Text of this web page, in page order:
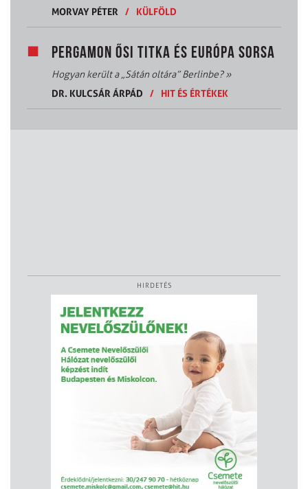
MORVAY PÉTER
/ KÜLFÖLD
PERGAMON ŐSI TITKA ÉS EURÓPA SORSA
Hogyan került a „Sátán oltára” Berlinbe?»
DR. KULCSÁR ÁRPÁD
/ HIT ÉS ÉRTÉKEK
HIRDETÉS